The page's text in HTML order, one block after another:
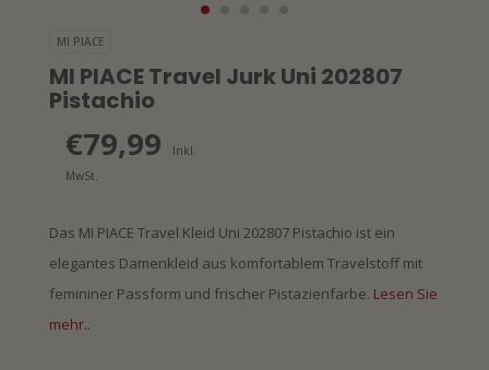
MI PIACE
MI PIACE Travel Jurk Uni 202807
Pistachio
€79,99
Inkl.
MwSt.
Das MI PIACE Travel Kleid Uni 202807 Pistachio ist ein
elegantes Damenkleid aus komfortablem Travelstoff mit
femininer Passform und frischer Pistazienfarbe. Lesen Sie
mehr..